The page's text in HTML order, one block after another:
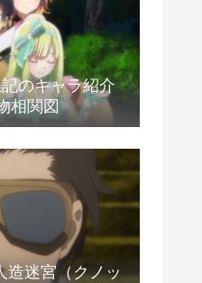
のキャラ紹介
相関図
造迷宮（クノッ